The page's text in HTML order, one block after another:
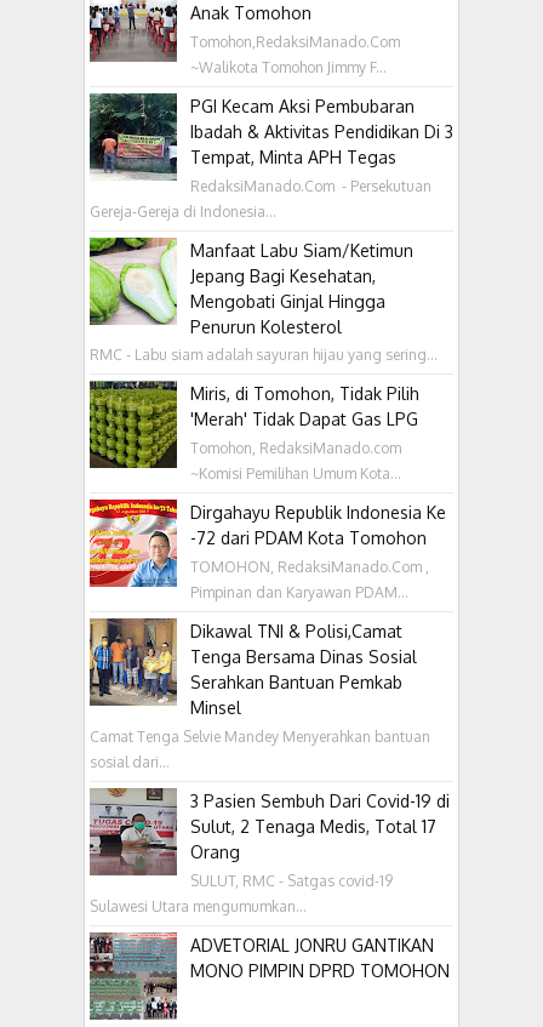
Anak Tomohon
Tomohon,RedaksiManado.Com
~Walikota Tomohon Jimmy F...
PGI Kecam Aksi Pembubaran
Ibadah & Aktivitas Pendidikan Di 3
Tempat, Minta APH Tegas
RedaksiManado.Com - Persekutuan
Gereja-Gereja di Indonesia...
Manfaat Labu Siam/Ketimun
Jepang Bagi Kesehatan,
Mengobati Ginjal Hingga
Penurun Kolesterol
RMC - Labu siam adalah sayuran hijau yang sering...
Miris, di Tomohon, Tidak Pilih
'Merah' Tidak Dapat Gas LPG
Tomohon, RedaksiManado.com
~Komisi Pemilihan Umum Kota...
Dirgahayu Republik Indonesia Ke
-72 dari PDAM Kota Tomohon
TOMOHON, RedaksiManado.Com ,
Pimpinan dan Karyawan PDAM...
Dikawal TNI & Polisi,Camat
Tenga Bersama Dinas Sosial
Serahkan Bantuan Pemkab
Minsel
Camat Tenga Selvie Mandey Menyerahkan bantuan
sosial dari...
3 Pasien Sembuh Dari Covid-19 di
Sulut, 2 Tenaga Medis, Total 17
Orang
SULUT, RMC - Satgas covid-19
Sulawesi Utara mengumumkan...
ADVETORIAL JONRU GANTIKAN
MONO PIMPIN DPRD TOMOHON